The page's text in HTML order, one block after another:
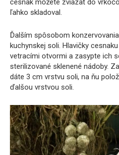
cesnak môžete zviazať do
ľahko skladoval.
Ďalším spôsobom
kuchynskej soli. Hlavičky
vetracími otvormi a zasypte ich
sterilizované sklenené nádoby.
dáte 3 cm vrstvu soli, na ňu
ďalšou vrstvou soli.